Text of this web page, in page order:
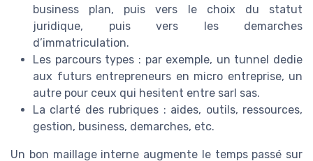
business plan, puis vers le choix du statut
juridique, puis vers les demarches
d’immatriculation.
Les parcours types : par exemple, un tunnel dedie
aux futurs entrepreneurs en micro entreprise, un
autre pour ceux qui hesitent entre sarl sas.
La clarté des rubriques : aides, outils, ressources,
gestion, business, demarches, etc.
Un bon maillage interne augmente le temps passé sur